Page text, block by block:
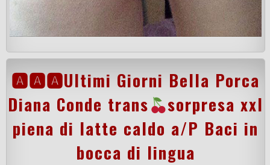
🅰🅰🅰Ultimi Giorni Bella Porca
Diana Conde trans
sorpresa xxl
piena di latte caldo a/P Baci in
bocca di lingua